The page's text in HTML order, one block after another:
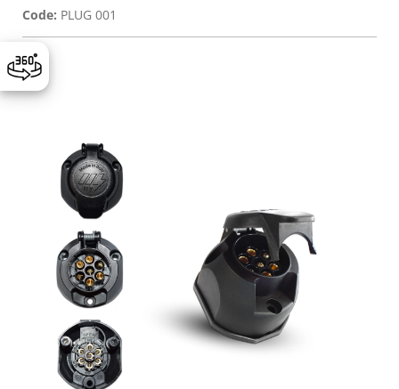
Code: PLUG 001